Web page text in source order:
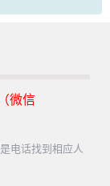
微信
电话找到相应人